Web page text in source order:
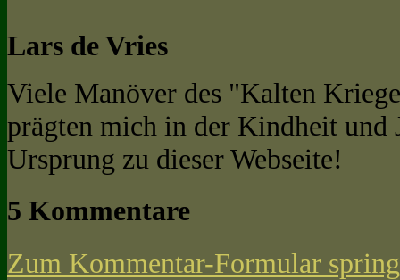
Lars de Vries
Viele Manöver des "Kalten
prägten mich in der Kindheit und
Ursprung zu dieser Webseite!
5 Kommentare
Zum Kommentar-Formular